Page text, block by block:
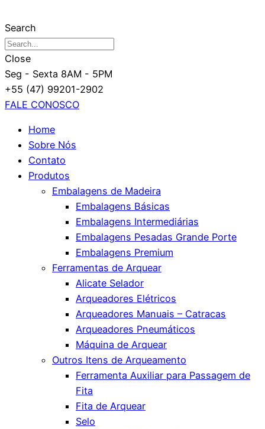
Search
Close
Seg - Sexta 8AM - 5PM
+55 (47) 99201-2902
FALE CONOSCO
Home
Sobre Nós
Contato
Produtos
Embalagens de Madeira
Embalagens Básicas
Embalagens Intermediárias
Embalagens Pesadas Grande Porte
Embalagens Premium
Ferramentas de Arquear
Alicate Selador
Arqueadores Elétricos
Arqueadores Manuais – Catracas
Arqueadores Pneumáticos
Máquina de Arquear
Outros Itens de Arqueamento
Ferramenta Auxiliar para Passagem de
Fita
Fita de Arquear
Selo